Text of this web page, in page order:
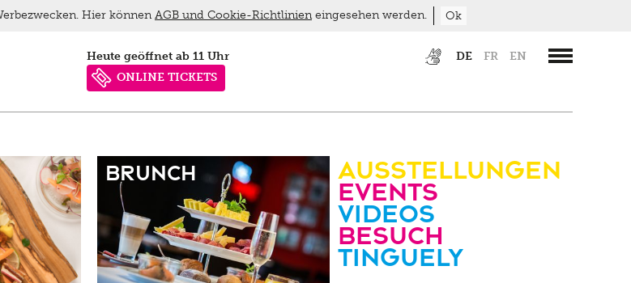
DE FR EN
heute geöffnet ab 11 Uhr
ONLINE TICKETS
Brunch Ausstellungen
Events
Videos
Besuch
Tinguely
Hier könnenAGB und Cookie-Richtlinieneingesehen werden. Ok